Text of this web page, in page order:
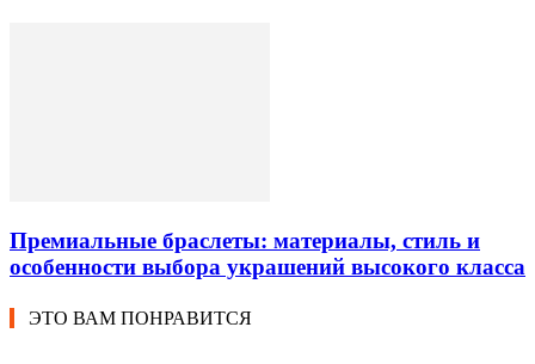
Премиальные браслеты: материалы, стиль и
особенности выбора украшений высокого класса
ЭТО ВАМ ПОНРАВИТСЯ